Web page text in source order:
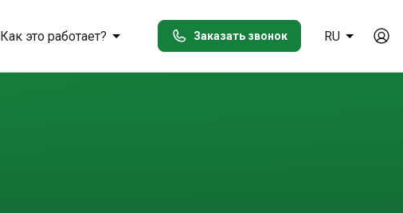
Как это работает? Заказать звонок RU